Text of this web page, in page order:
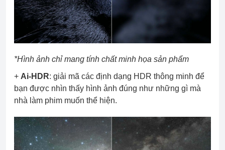
*Hình ảnh chỉ mang tính chất minh họa sản phẩm
+ Ai-HDR: giải mã các định dạng HDR thông minh để
bạn được nhìn thấy hình ảnh đúng như những gì mà
nhà làm phim muốn thể hiện.